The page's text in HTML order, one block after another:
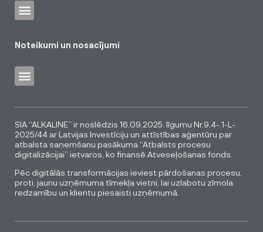
Noteikumi un nosacījumi
SIA “ALKALINE” ir noslēdzis 16.09.2025. līgumu Nr.9.4- 1-L-
2025/44 ar Latvijas Investīciju un attīstības aģentūru par
atbalsta saņemšanu pasākuma “Atbalsts procesu
digitalizācijai” ietvaros, ko finansē Atveseļošanas fonds.
Pēc digitālās transformācijas ieviest pārdošanas procesu,
proti, jaunu uzņēmuma tīmekļa vietni, lai uzlabotu zīmola
redzamību un klientu piesaisti uzņēmumā.